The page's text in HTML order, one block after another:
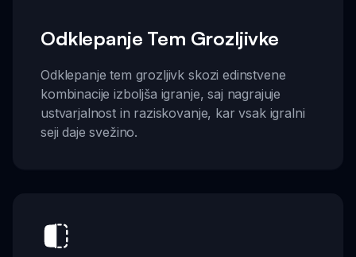
Odklepanje Tem Grozljivke
Odklepanje tem grozljivk skozi edinstvene
kombinacije izboljša igranje, saj nagrajuje
ustvarjalnost in raziskovanje, kar vsak igralni
seji daje svežino.